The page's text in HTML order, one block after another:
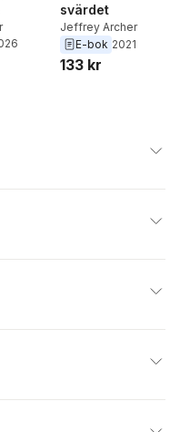
svärdet
Jeffrey Archer
E-bok 2021
133 kr